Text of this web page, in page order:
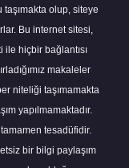
olup, siteye
Bu internet sitesi,
ile hiçbir bağlantısı
makaleler
niteliği taşımamakta
yapılmamaktadır.
tesadüfidir.
bir bilgi paylaşım